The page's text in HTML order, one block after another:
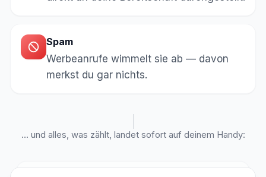
Spam
Werbeanrufe wimmelt sie ab — davon
merkst du gar nichts.
… und alles, was zählt, landet sofort auf deinem Handy: